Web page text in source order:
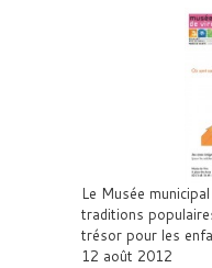
Le Musée
traditions
trésor pour les
12 août 2012